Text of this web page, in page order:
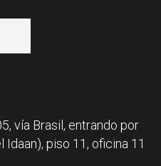
vía Brasil, entrando por
Idaan), piso 11, oficina 11